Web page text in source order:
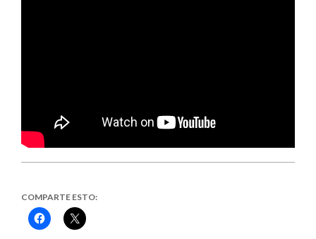
COMPARTE ESTO:
Haz
clic
Haz
clic